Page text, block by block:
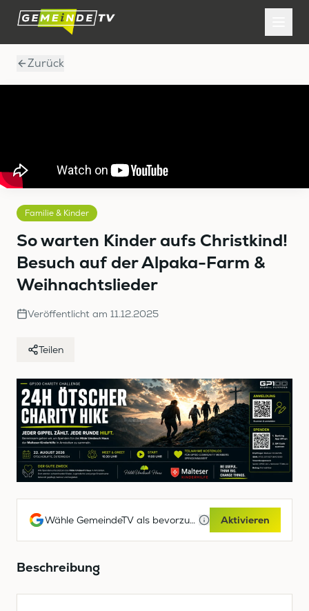
Zurück
Familie & Kinder
So warten Kinder aufs Christkind!
Besuch auf der Alpaka-Farm &
Weihnachtslieder
Veröffentlicht am 11.12.2025
Teilen
Wähle GemeindeTV als bevorzugte Google-Quelle Aktivieren
Beschreibung